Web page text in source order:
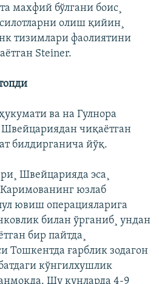
махфий бўлгани боис¸
олиш қийин¸
тизимлари фаолиятини
Steiner.
ва на Гулнора
чиқаëтган
билдирганича йўқ.
Швейцарияда эса¸
Каримованинг юзлаб
ювиш операцияларига
билан ўрганиб¸ ундан
бир пайтда¸
Тошкентда ғарблик зодагон
кўнгилхушлик
Шу кунларда 4-9